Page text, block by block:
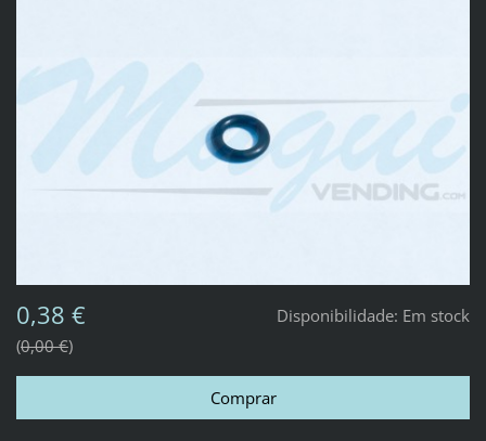
Disponibilidade: Em stock
0,38 €
0,00 €